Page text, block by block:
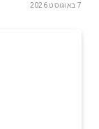
7 באוגוסט 2026